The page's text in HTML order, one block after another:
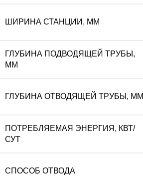
ШИРИНА СТАНЦИИ, ММ
ГЛУБИНА ПОДВОДЯЩЕЙ ТРУБЫ,
ММ
ГЛУБИНА ОТВОДЯЩЕЙ ТРУБЫ, ММ
ПОТРЕБЛЯЕМАЯ ЭНЕРГИЯ, КВТ/
СУТ
СПОСОБ ОТВОДА